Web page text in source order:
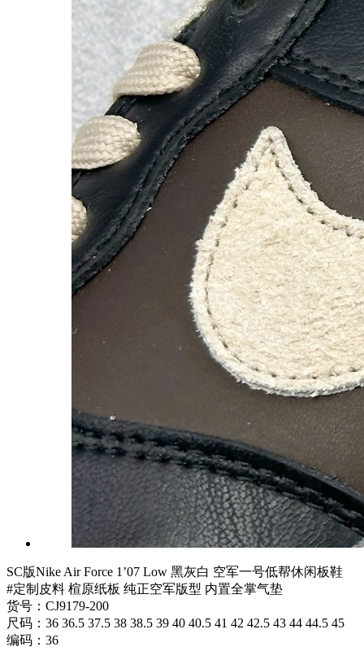
SC版Nike Air Force 1’07 Low 黑灰白 空军一号低帮休闲板鞋
#定制皮料 楦原纸板 纯正空军版型 内置全掌气垫
货号：CJ9179-200
尺码：36 36.5 37.5 38 38.5 39 40 40.5 41 42 42.5 43 44 44.5 45
编码：36